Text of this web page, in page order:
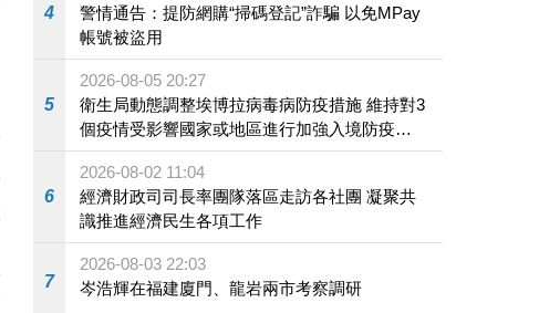
4
警情通告：提防網購“掃碼登記”詐騙 以免MPay
帳號被盜用
5
2026-08-05 20:27
衛生局動態調整埃博拉病毒病防疫措施 維持對3
個疫情受影響國家或地區進行加強入境防疫措
施
6
2026-08-02 11:04
經濟財政司司長率團隊落區走訪各社團 凝聚共
識推進經濟民生各項工作
7
2026-08-03 22:03
岑浩輝在福建廈門、龍岩兩市考察調研